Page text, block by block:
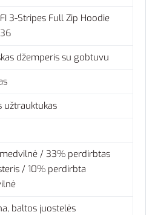
3-Stripes Full Zip Hoodie
džemperis su gobtuvu
užtrauktukas
/ 33% perdirbtas
/ 10% perdirbta
baltos juostelės